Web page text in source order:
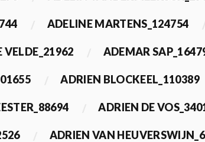
ADELINE MARTENS_124754
VELDE_21962 ADEMAR
ADRIEN BLOCKEEL_110389
ADRIEN DE
ADRIEN VAN